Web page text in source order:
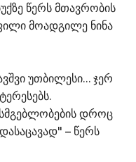
წერს მთავრობის
მოადგილე ნინა
უთბილესი… ჯერ
დროც
– წერს